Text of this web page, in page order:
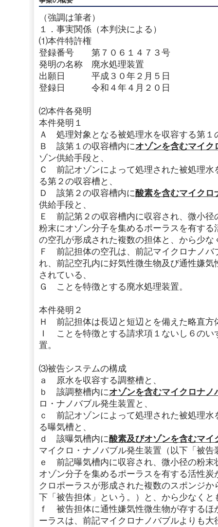
（強調は筆者）
１．事実関係（本判決による）
⑴本件特許権
登録番号 第７０６１４７３号
発明の名称 廃水処理装置
出願日 平成３０年２月５日
登録日 令和４年４月２０日
⑵本件各発明
本件発明１
Ａ 処理対象となる被処理水を収容する第１
Ｂ 該第１の収容槽内にオゾンを含むマイク
ゾン供給手段と、
Ｃ 前記オゾンによって処理された被処理水
る第２の収容槽と、
Ｄ 該第２の収容槽内に酸素を含むマイクロ
供給手段と、
Ｅ 前記第２の収容槽内に収容され、微小径
粉末にオゾン分子を集めるポーラスを有す
の空孔が形成された複数の担体と、から少な
Ｆ 前記担体の空孔は、前記マイクロナノバ
れ、前記空孔内に好気性微生物及び通性嫌
されている、
Ｇ ことを特徴とする廃水処理装置。
本件発明２
Ｈ 前記担体は長辺と短辺とを備えた略直方
Ｉ ことを特徴とする請求項１ないし６のい
置。
⑶被告システムの構成
ａ 原水を収容する調整槽と、
ｂ 該調整槽内にオゾンを含むマイクロナノ
ロ・ナノバブル発生装置と、
ｃ 前記オゾンによって処理された被処理水
る曝気槽と、
ｄ 該曝気槽内に酸素及びオゾンを含むマイ
マイクロ・ナノバブル発生装置（以下「被告
ｅ 前記曝気槽内に収容され、微小径の粉末
オゾン分子を集めるポーラスを有する活性
クロポーラスが形成された複数のスポンジ
下「被告担体」という。）と、から少なくと
ｆ 被告担体に通性嫌気性微生物が存するほ
ーラスは、前記マイクロナノバブルよりも